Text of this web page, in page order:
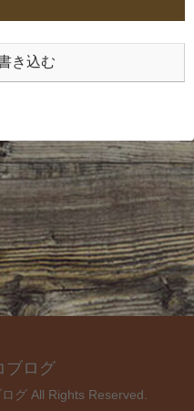
き込む
ブログ
グ All Rights Reserved.